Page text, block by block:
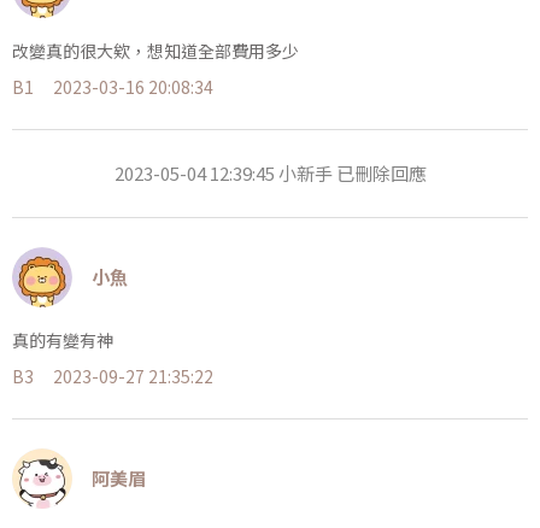
改變真的很大欸，想知道全部費用多少
B1
2023-03-16 20:08:34
2023-05-04 12:39:45 小新手 已刪除回應
小魚
真的有變有神
B3
2023-09-27 21:35:22
阿美眉